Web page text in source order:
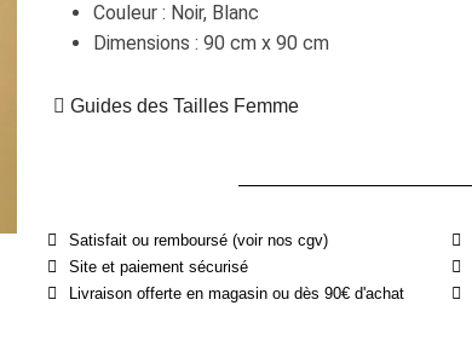
Couleur : Noir, Blanc
Dimensions : 90 cm x 90 cm
Guides des Tailles Femme
Satisfait ou remboursé (voir nos cgv)
Site et paiement sécurisé
Livraison offerte en magasin ou dès 90€ d'achat